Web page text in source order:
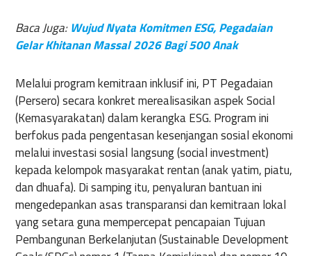
Baca Juga:Wujud Nyata Komitmen ESG, Pegadaian
Gelar Khitanan Massal 2026 Bagi 500 Anak
Melalui program kemitraan inklusif ini, PT Pegadaian
(Persero) secara konkret merealisasikan aspek Social
(Kemasyarakatan) dalam kerangka ESG. Program ini
berfokus pada pengentasan kesenjangan sosial ekonomi
melalui investasi sosial langsung (social investment)
kepada kelompok masyarakat rentan (anak yatim, piatu,
dan dhuafa). Di samping itu, penyaluran bantuan ini
mengedepankan asas transparansi dan kemitraan lokal
yang setara guna mempercepat pencapaian Tujuan
Pembangunan Berkelanjutan (Sustainable Development